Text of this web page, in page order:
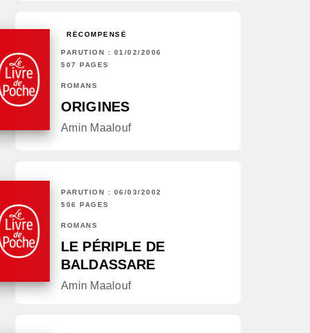
RÉCOMPENSÉ
PARUTION : 01/02/2006
507 PAGES
ROMANS
ORIGINES
Amin Maalouf
PARUTION : 06/03/2002
506 PAGES
ROMANS
LE PÉRIPLE DE
BALDASSARE
Amin Maalouf